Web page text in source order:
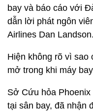
bay và báo cáo với
dẫn lời phát ngôn
Airlines Dan Landson.
Hiện không rõ vì
mở trong khi máy
Sở Cứu hỏa
tại sân bay, đã nhận